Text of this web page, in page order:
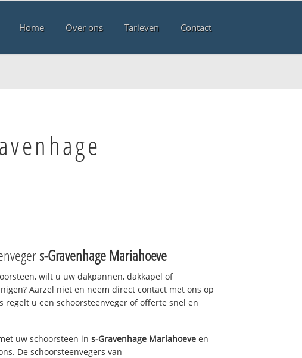
Home Over ons Tarieven Contact
s-Gravenhage Mariahoeve
wilt u uw dakpannen, dakkapel of
Aarzel niet en neem direct contact met ons op
regelt u een schoorsteenveger of offerte snel en
uw schoorsteen in s-Gravenhage Mariahoeve en
De schoorsteenvegers van